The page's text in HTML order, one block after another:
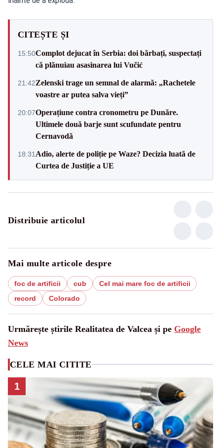
CITEȘTE ȘI
15:50Complot dejucat în Serbia: doi bărbați, suspectați
că plănuiau asasinarea lui Vučić
21:42Zelenski trage un semnal de alarmă: „Rachetele
voastre ar putea salva vieți”
20:07Operațiune contra cronometru pe Dunăre.
Ultimele două barje sunt scufundate pentru
Cernavodă
18:31 Adio, alerte de poliție pe Waze? Decizia luată de
Curtea de Justiție a UE
Distribuie articolul
Mai multe articole despre
foc de artificii cub
Cel mai mare foc de artificii
record
Colorado
Urmărește știrile Realitatea de Valcea și pe Google
News
CELE MAI CITITE
1